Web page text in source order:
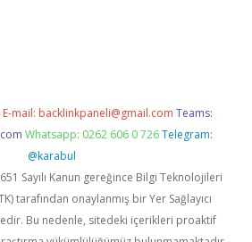
E-mail: backlinkpaneli@gmail.com Teams:
Whatsapp: 0262 606 0 726 Telegram:
@karabul
Sayılı Kanun gereğince Bilgi Teknolojileri
tarafından onaylanmış bir Yer Sağlayıcı
Bu nedenle, sitedeki içerikleri proaktif